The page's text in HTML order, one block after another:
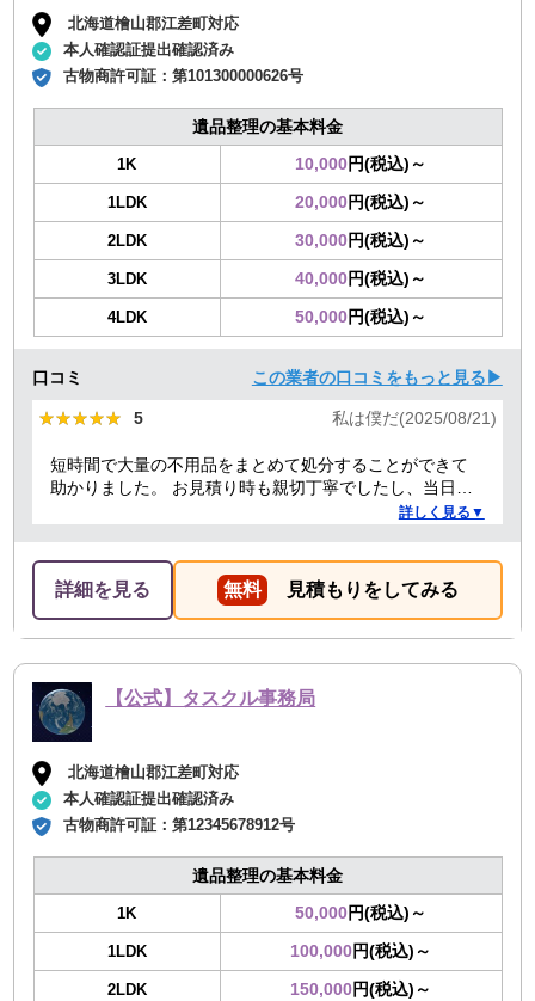
北海道檜山郡江差町対応
本人確認証提出確認済み
古物商許可証：第101300000626号
遺品整理の基本料金
1K 10,000円(税込)～
1LDK 20,000円(税込)～
2LDK 30,000円(税込)～
3LDK 40,000円(税込)～
4LDK 50,000円(税込)～
口コミ この業者の口コミをもっと見る▶
★★★★★
★★★★★ 5 私は僕だ(2025/08/21)
短時間で大量の不用品をまとめて処分することができて
助かりました。 お見積り時も親切丁寧でしたし、当日作
業を担当してくれた方たちも礼儀正しく気持ちよく対応
詳しく見る▼
詳細を見る 無料 見積もりをしてみる
【公式】タスクル事務局
北海道檜山郡江差町対応
本人確認証提出確認済み
古物商許可証：第12345678912号
遺品整理の基本料金
1K 50,000円(税込)～
1LDK 100,000円(税込)～
2LDK 150,000円(税込)～